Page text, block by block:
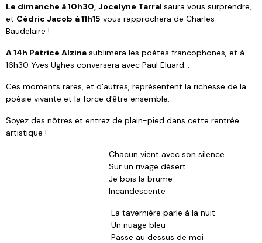
Le dimanche à 10h30, Jocelyne Tarral saura vous surprendre,
et Cédric Jacob à 11h15 vous rapprochera de Charles
Baudelaire !
A 14h Patrice Alzina sublimera les poètes francophones, et à
16h30 Yves Ughes conversera avec Paul Eluard...
Ces moments rares, et d'autres, représentent la richesse de la
poésie vivante et la force d'être ensemble.
Soyez des nôtres et entrez de plain-pied dans cette rentrée
artistique !
Chacun vient avec son silence
Sur un rivage désert
Je bois la brume
Incandescente
La tavernière parle à la nuit
Un nuage bleu
Passe au dessus de moi